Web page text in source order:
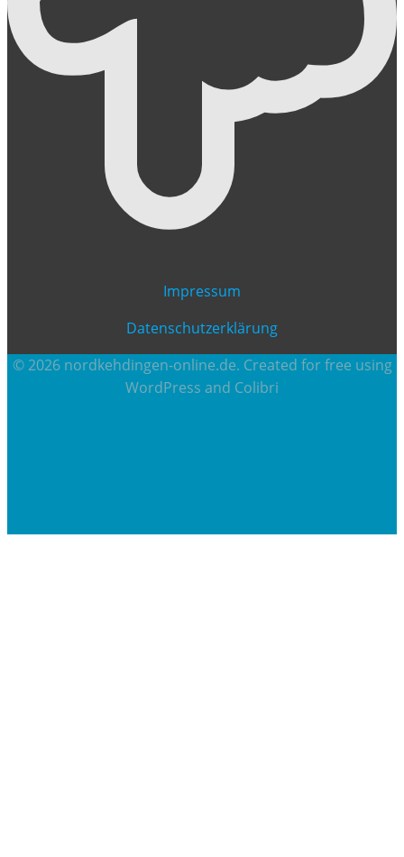
Impressum
Datenschutzerklärung
© 2026 nordkehdingen-online.de. Created for free using
WordPress and Colibri